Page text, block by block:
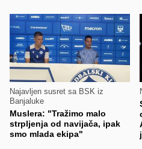
Najavljen susret sa BSK iz
Banjaluke
Muslera: "Tražimo malo
strpljenja od navijača, ipak
smo mlada ekipa"